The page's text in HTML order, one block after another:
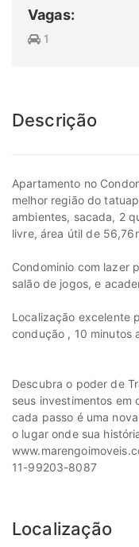
Vagas:
1
Descrição
Apartamento no
melhor região do
ambientes, sacada, 2
livre, área útil de
Condominio com lazer
salão de jogos, e
Localização excelente
condução , 10 minutos
Descubra o poder de
seus investimentos em
cada passo é uma
o lugar onde sua
11-99203-8087
Localização